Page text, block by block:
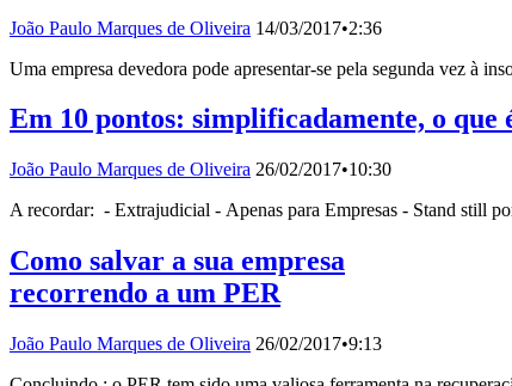
João Paulo Marques de Oliveira 14/03/2017•2:36
Uma empresa devedora pode apresentar-se pela segunda vez à
Em 10 pontos: simplificadamente, o que
João Paulo Marques de Oliveira 26/02/2017•10:30
A recordar: - Extrajudicial - Apenas para Empresas - Stand still
Como salvar a sua empresa
recorrendo a um PER
João Paulo Marques de Oliveira 26/02/2017•9:13